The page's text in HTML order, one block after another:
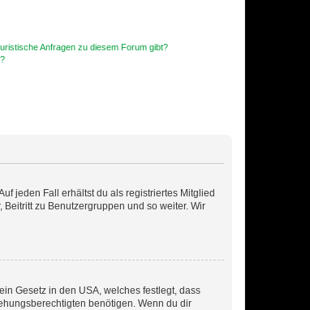
Anfragen zu diesem Forum gibt?
jeden Fall erhältst du als registriertes Mitglied
zu Benutzergruppen und so weiter. Wir
Gesetz in den USA, welches festlegt, dass
benötigen. Wenn du dir